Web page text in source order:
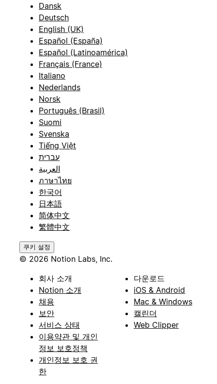
Dansk
Deutsch
English (UK)
Español (España)
Español (Latinoamérica)
Français (France)
Italiano
Nederlands
Norsk
Português (Brasil)
Suomi
Svenska
Tiếng Việt
עברית
العربية
ภาษาไทย
한국어
日本語
简体中文
繁體中文
쿠키 설정
© 2026 Notion Labs, Inc.
회사 소개
Notion 소개
채용
보안
서비스 상태
이용약관 및 개인
정보 보호정책
개인정보 보호 권
한
다운로드
iOS & Android
Mac & Windows
캘린더
Web Clipper